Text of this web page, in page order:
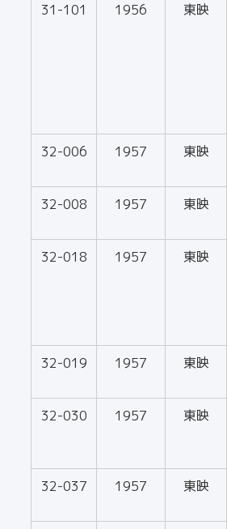
31-101
1956 東映
32-006 1957 東映
32-008
1957 東映
32-018
1957 東映
32-019 1957 東映
32-030
1957 東映
32-037 1957 東映